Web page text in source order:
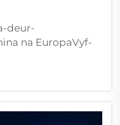
deur-
na EuropaVyf-
insameling →
vervoer → EU-
myl-
die hele ...